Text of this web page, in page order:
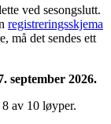
ved sesongslutt.
registreringsskjema
må det sendes ett
september 2026.
av 10 løyper.